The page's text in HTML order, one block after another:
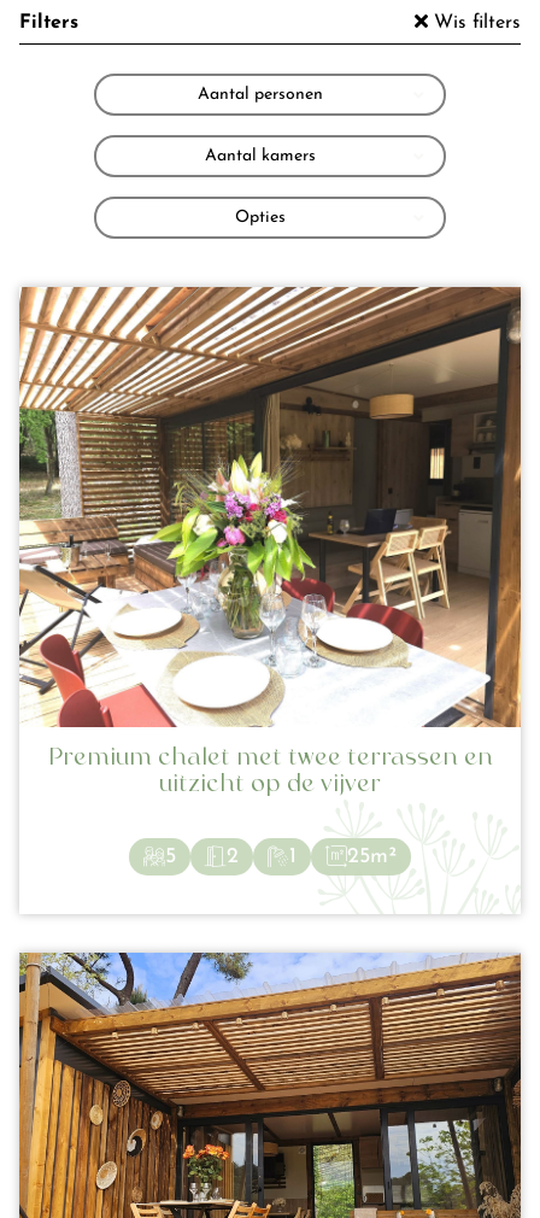
Filters Wis filters
Aantal personen
Aantal kamers
Opties
Premium chalet met twee terrassen en
uitzicht op de vijver
5 2 1 25m²